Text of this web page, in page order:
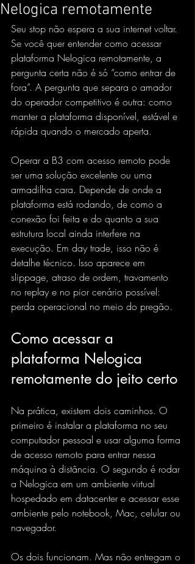
Nelogica remotamente
Seu stop não espera a sua internet voltar.
Se você quer entender como acessar
plataforma Nelogica remotamente, a
pergunta certa não é só “como entrar de
fora”. A pergunta que separa o amador
do operador competitivo é outra: como
manter a plataforma disponível, estável e
rápida quando o mercado aperta.
Operar a B3 com acesso remoto pode
ser uma solução excelente ou uma
armadilha cara. Depende de onde a
plataforma está rodando, de como a
conexão foi feita e do quanto a sua
estrutura local ainda interfere na
execução. Em day trade, isso não é
detalhe técnico. Isso aparece em
slippage, atraso de ordem, travamento
no replay e no pior cenário possível:
perda operacional no meio do pregão.
Como acessar a
plataforma Nelogica
remotamente do jeito certo
Na prática, existem dois caminhos. O
primeiro é instalar a plataforma no seu
computador pessoal e usar alguma forma
de acesso remoto para entrar nessa
máquina à distância. O segundo é rodar
a Nelogica em um ambiente virtual
hospedado em datacenter e acessar esse
ambiente pelo notebook, Mac, celular ou
navegador.
Os dois funcionam. Mas não entregam o